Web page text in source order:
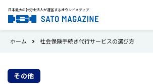
日本最大の社労士法人が運営するオウンドメディア
ホーム 社会保険手続き代行サービスの選び方
その他